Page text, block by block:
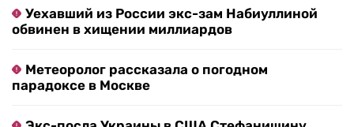
Уехавший из России экс-зам Набиуллиной
обвинен в хищении миллиардов
Метеоролог рассказала о погодном
парадоксе в Москве